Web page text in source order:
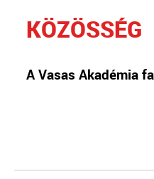
KÖZÖSSÉG
A Vasas Akadémia